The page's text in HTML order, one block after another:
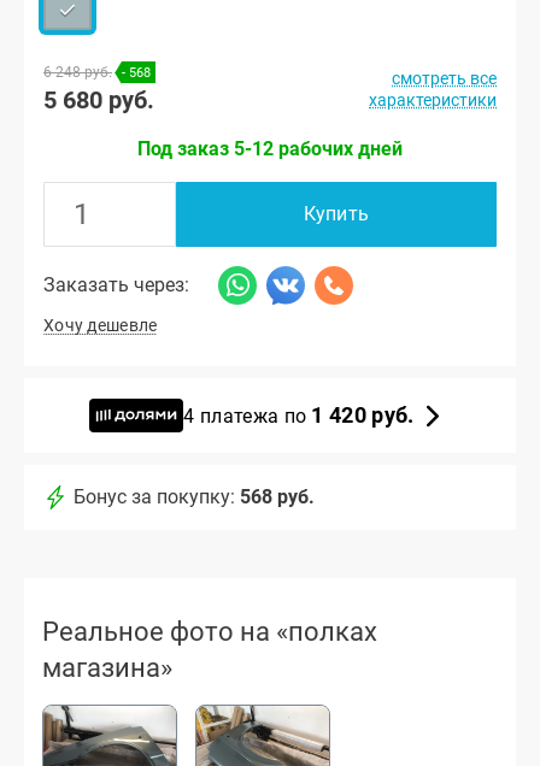
6 248 руб. - 568
5 680 руб.
смотреть все
характеристики
Под заказ 5-12 рабочих дней
Купить
Заказать через:
Хочу дешевле
4 платежа по 1 420 руб.
Бонус за покупку: 568 руб.
Реальное фото на «полках
магазина»